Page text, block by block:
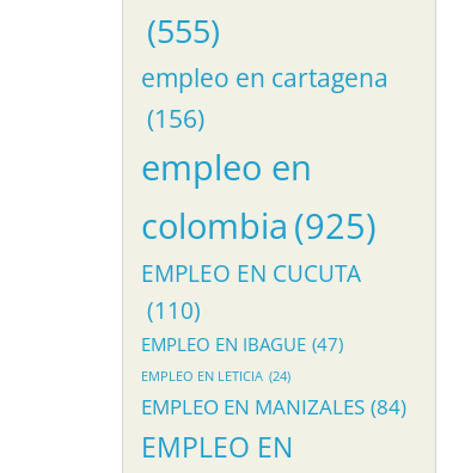
(555)
empleo en cartagena
(156)
empleo en
colombia (925)
EMPLEO EN CUCUTA
(110)
EMPLEO EN IBAGUE (47)
EMPLEO EN LETICIA (24)
EMPLEO EN MANIZALES (84)
EMPLEO EN